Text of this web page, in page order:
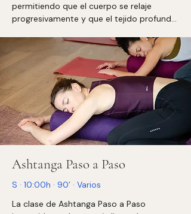
permitiendo que el cuerpo se relaje
progresivamente y que el tejido profundo
la respiración natural y a la escucha
interna, favoreciendo la quietud y la
presencia.
Es una práctica complementaria a estilos
más dinámicos y adecuada para todos
los niveles.
Ashtanga Paso a Paso
S · 10:00h · 90’ · Varios
La clase de Ashtanga Paso a Paso